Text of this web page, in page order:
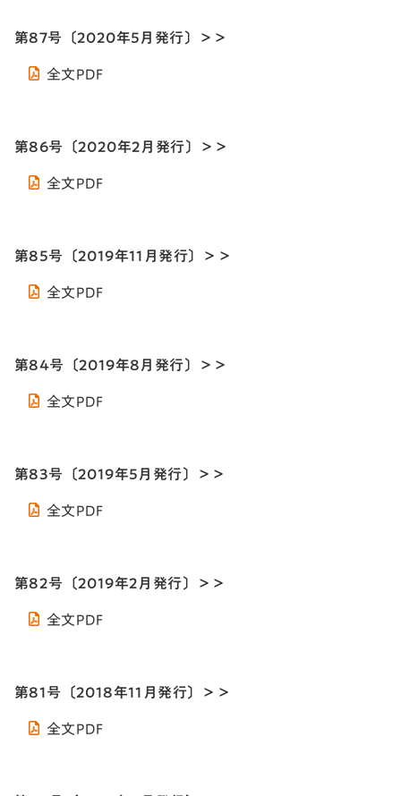
第87号〔2020年5月発行〕＞＞
全文PDF
第86号〔2020年2月発行〕＞＞
全文PDF
第85号〔2019年11月発行〕＞＞
全文PDF
第84号〔2019年8月発行〕＞＞
全文PDF
第83号〔2019年5月発行〕＞＞
全文PDF
第82号〔2019年2月発行〕＞＞
全文PDF
第81号〔2018年11月発行〕＞＞
全文PDF